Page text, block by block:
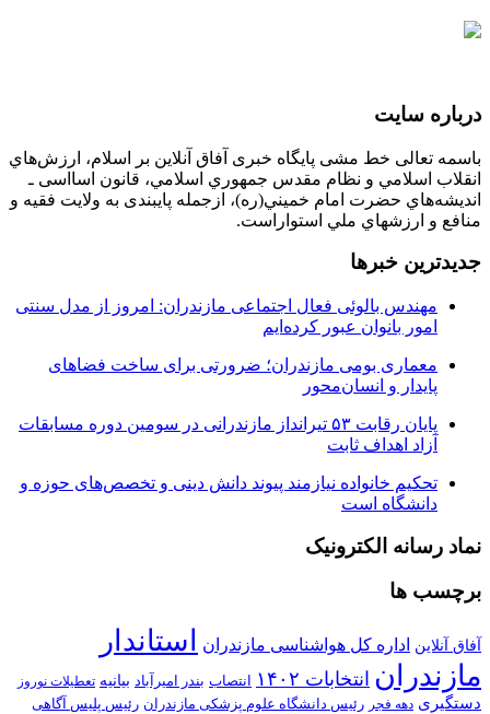
درباره سایت
باسمه تعالی خط مشی پایگاه خبری آفاق آنلاین بر اسلام، ارزش‌هاي
انقلاب اسلامي و نظام مقدس جمهوري اسلامي، قانون اسااسی ـ
انديشه‌هاي حضرت امام خميني(ره)، ازجمله پایبندی به ولايت فقيه و
منافع و ارزشهاي ملي استواراست.
جدیدترین خبرها
مهندس بالوئی فعال اجتماعی مازندران: امروز از مدل سنتی
امور بانوان عبور کرده‌ایم
معماری بومی مازندران؛ ضرورتی برای ساخت فضاهای
پایدار و انسان‌محور
پایان رقابت ۵۳ تیرانداز مازندرانی در سومین دوره مسابقات
آزاد اهداف ثابت
تحکیم خانواده نیازمند پیوند دانش دینی و تخصص‌های حوزه و
دانشگاه است
نماد رسانه الکترونیک
برچسب ها
آفاق آنلاین اداره کل هواشناسی مازندران
استاندار
مازندران انتخابات ۱۴۰۲ انتصاب بندر امیرآباد بیانیه تعطیلات نوروز
دستگیری دهه فجر رئیس دانشگاه علوم پزشکی مازندران رئیس پلیس آگاهی